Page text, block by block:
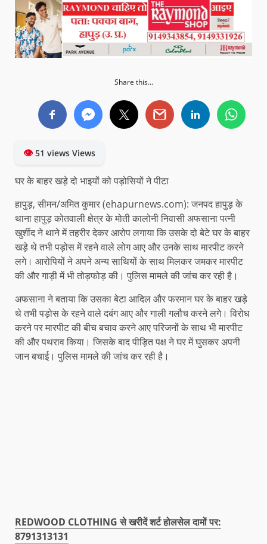
Share this...
👁51 views Views
घर के बाहर खड़े दो भाइयों को पड़ोसियों ने पीटा
हापुड़, सीमन/अमित कुमार (ehapurnews.com): जनपद हापुड़ के
थाना हापुड़ कोतवाली क्षेत्र के मोती कालोनी निवासी अफसाना पत्नी
खुर्शीद ने थाने में तहरीर देकर आरोप लगाया कि उसके दो बेटे घर के बाहर
खड़े थे तभी पड़ोस में रहने वाले लोग आए और उनके साथ मारपीट करने
लगे। आरोपियों ने अपने अन्य साथियों के साथ मिलकर जमकर मारपीट
की और गाड़ी में भी तोड़फोड़ की। पुलिस मामले की जांच कर रही है।
अफसाना ने बताया कि उसका बेटा आदिल और फरमान घर के बाहर खड़े
थे तभी पड़ोस के रहने वाले दबंग आए और गाली गलौच करने लगे। विरोध
करने पर मारपीट की बीच बचाव करने आए परिजनों के साथ भी मारपीट
की और पथराव किया। जिसके बाद पीड़ित पक्ष ने घर में घुसकर अपनी
जान बचाई। पुलिस मामले की जांच कर रही है।
REDWOOD CLOTHING से खरीदें शर्ट होलसेल दामों पर:
8791313131